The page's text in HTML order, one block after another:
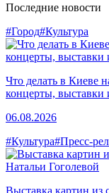
Последние новости
#Город#Культура
Что делать в Киеве
концерты, выставки
06.08.2026
#Культура#Пресс-
Выставка картин из